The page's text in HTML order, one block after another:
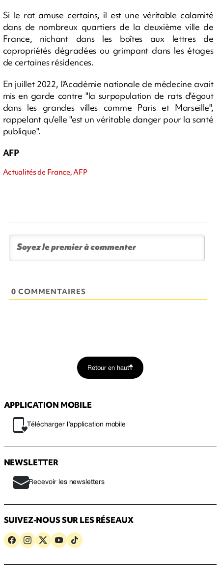
Si le rat amuse certains, il est une véritable calamité
dans de nombreux quartiers de la deuxième ville de
France, nichant dans les boîtes aux lettres de
copropriétés dégradées ou grimpant dans les étages
de certaines résidences.
En juillet 2022, l'Académie nationale de médecine avait
mis en garde contre "la surpopulation de rats d'égout
dans les grandes villes comme Paris et Marseille",
rappelant qu'elle "est un véritable danger pour la santé
publique".
AFP
Actualités de France, AFP
0 COMMENTAIRES
Retour en haut
APPLICATION MOBILE
Télécharger l’application mobile
NEWSLETTER
Recevoir les newsletters
SUIVEZ-NOUS SUR LES RÉSEAUX